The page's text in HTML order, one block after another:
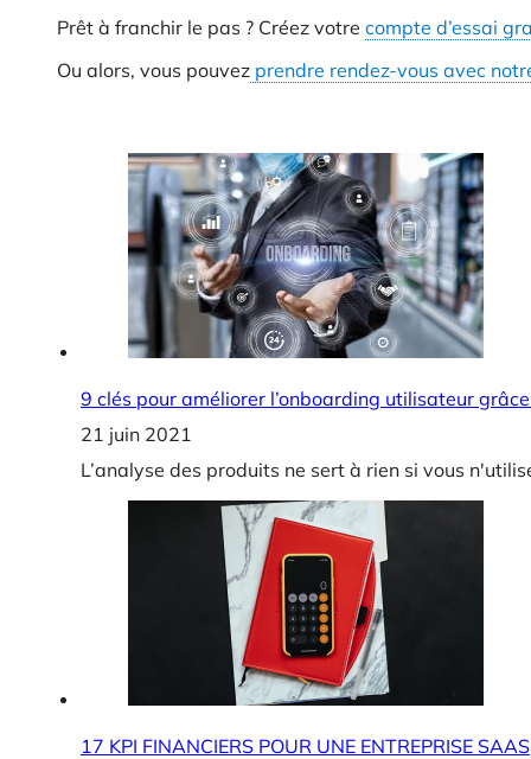
Prêt à franchir le pas ? Créez votre compte d’essai
Ou alors, vous pouvez prendre rendez-vous avec
9 clés pour améliorer l’onboarding utilisateur
21 juin 2021
L’analyse des produits ne sert à rien si vous
17 KPI FINANCIERS POUR UNE ENTREPRISE SAAS